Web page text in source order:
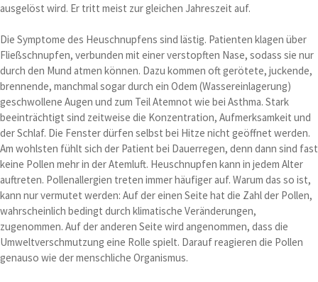
ausgelöst wird. Er tritt meist zur gleichen Jahreszeit auf.
Die Symptome des Heuschnupfens sind lästig. Patienten klagen über
Fließschnupfen, verbunden mit einer verstopften Nase, sodass sie nur
durch den Mund atmen können. Dazu kommen oft gerötete, juckende,
brennende, manchmal sogar durch ein Odem (Wassereinlagerung)
geschwollene Augen und zum Teil Atemnot wie bei Asthma. Stark
beeinträchtigt sind zeitweise die Konzentration, Aufmerksamkeit und
der Schlaf. Die Fenster dürfen selbst bei Hitze nicht geöffnet werden.
Am wohlsten fühlt sich der Patient bei Dauerregen, denn dann sind fast
keine Pollen mehr in der Atemluft. Heuschnupfen kann in jedem Alter
auftreten. Pollenallergien treten immer häufiger auf. Warum das so ist,
kann nur vermutet werden: Auf der einen Seite hat die Zahl der Pollen,
wahrscheinlich bedingt durch klimatische Veränderungen,
zugenommen. Auf der anderen Seite wird angenommen, dass die
Umweltverschmutzung eine Rolle spielt. Darauf reagieren die Pollen
genauso wie der menschliche Organismus.